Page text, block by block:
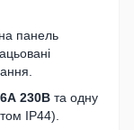
панель
230В та одну
IP44).